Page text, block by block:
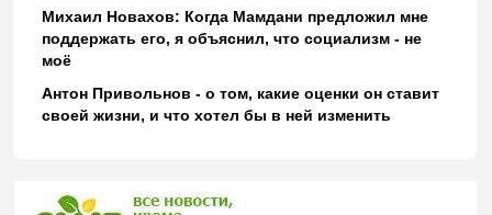
Михаил Новахов: Когда Мамдани предложил мне
поддержать его, я объяснил, что социализм - не
моё
Антон Привольнов - о том, какие оценки он ставит
своей жизни, и что хотел бы в ней изменить